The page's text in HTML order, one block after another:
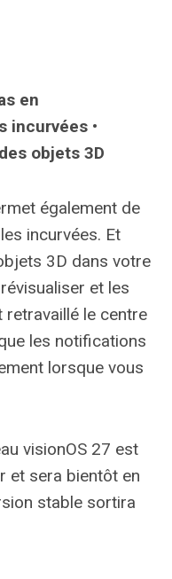
en
incurvées •
objets 3D
également de
incurvées. Et
3D dans votre
et les
retravaillé le centre
les notifications
lorsque vous
visionOS 27 est
et sera bientôt en
stable sortira